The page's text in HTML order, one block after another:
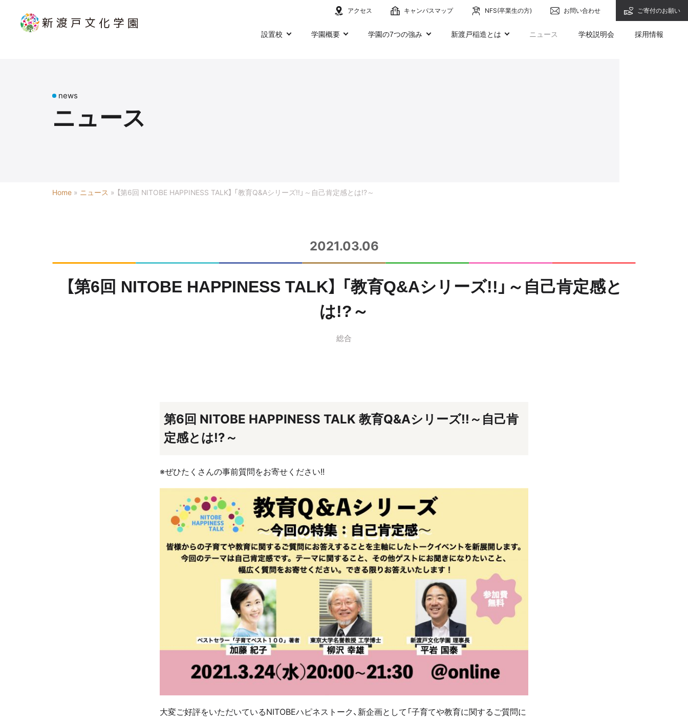
アクセス キャンパスマップ NFS(卒業生の方) お問い合わせ ご寄付のお願い
設置校 学園概要 学園の7つの強み 新渡戸稲造とは ニュース 学校説明会 採用情報
news
ニュース
Home » ニュース » 【第6回 NITOBE HAPPINESS TALK】 「教育Q&Aシリーズ!!」～自己肯定感とは!?～
2021.03.06
【第6回 NITOBE HAPPINESS TALK】 「教育Q&Aシリーズ!!」～自己肯定感と
は!?～
総合
第6回 NITOBE HAPPINESS TALK 教育Q&Aシリーズ!!～自己肯
定感とは!?～
※ぜひたくさんの事前質問をお寄せください!!
大変ご好評をいただいているNITOBEハピネストーク、新企画として「子育てや教育に関するご質問に